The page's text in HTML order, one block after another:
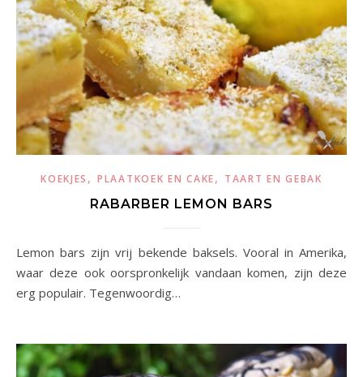
KOEKJES ,PLAATKOEK EN CAKE, TAART EN GEBAK
RABARBER LEMON BARS
Lemon bars zijn vrij bekende baksels. Vooral in Amerika,
waar deze ook oorspronkelijk vandaan komen, zijn deze
erg populair. Tegenwoordig…